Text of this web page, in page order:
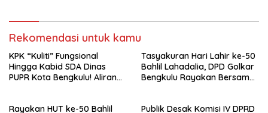
Rekomendasi untuk kamu
KPK “Kuliti” Fungsional
Hingga Kabid SDA Dinas
PUPR Kota Bengkulu! Aliran
Tasyakuran Hari Lahir ke-50
Bahlil Lahadalia, DPD Golkar
Bengkulu Rayakan Bersama
Rayakan HUT ke-50 Bahlil
Publik Desak Komisi IV DPRD